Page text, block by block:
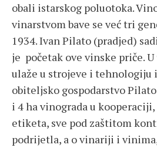
obali istarskog poluotoka.
vinarstvom bave se već tri
1934. Ivan Pilato (pradjed)
je početak ove vinske priče.
ulaže u strojeve i tehnologiju
obiteljsko gospodarstvo
i 4 ha vinograda u kooperaciji,
etiketa, sve pod zaštitom
podrijetla, a o vinariji i